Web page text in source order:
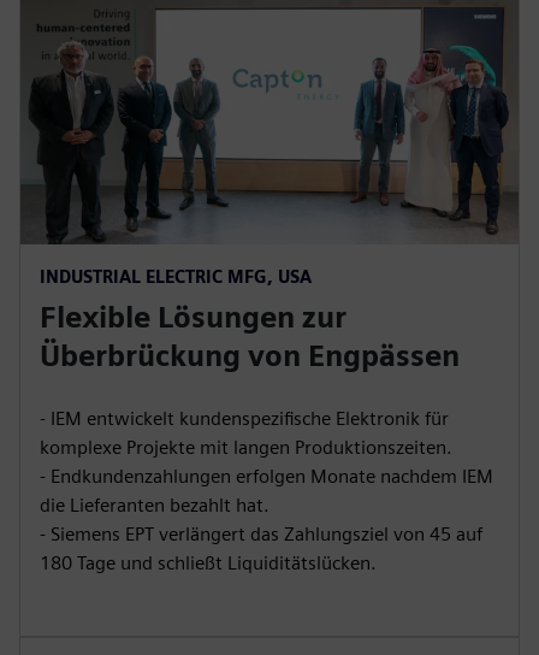
INDUSTRIAL ELECTRIC MFG, USA
Flexible Lösungen zur
Überbrückung von Engpässen
- IEM entwickelt kundenspezifische Elektronik für
komplexe Projekte mit langen Produktionszeiten.
- Endkundenzahlungen erfolgen Monate nachdem IEM
die Lieferanten bezahlt hat.
- Siemens EPT verlängert das Zahlungsziel von 45 auf
180 Tage und schließt Liquiditätslücken.